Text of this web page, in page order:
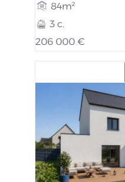
84m²
3 c.
206 000 €